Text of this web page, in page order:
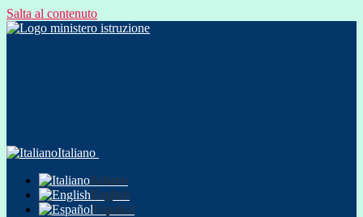
Salta al contenuto
Italiano
Italiano
English
Español